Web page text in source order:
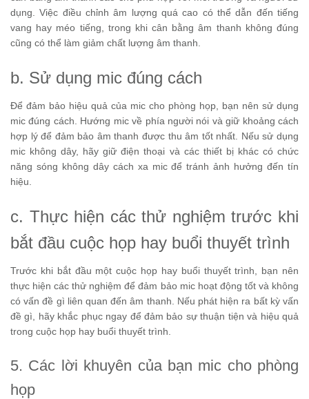
dụng. Việc điều chỉnh âm lượng quá cao có thể dẫn đến tiếng
vang hay méo tiếng, trong khi cân bằng âm thanh không đúng
cũng có thể làm giảm chất lượng âm thanh.
b. Sử dụng mic đúng cách
Để đảm bảo hiệu quả của mic cho phòng họp, bạn nên sử dụng
mic đúng cách. Hướng mic về phía người nói và giữ khoảng cách
hợp lý để đảm bảo âm thanh được thu âm tốt nhất. Nếu sử dụng
mic không dây, hãy giữ điện thoại và các thiết bị khác có chức
năng sóng không dây cách xa mic để tránh ảnh hưởng đến tín
hiệu.
c. Thực hiện các thử nghiệm trước khi
bắt đầu cuộc họp hay buổi thuyết trình
Trước khi bắt đầu một cuộc họp hay buổi thuyết trình, bạn nên
thực hiện các thử nghiệm để đảm bảo mic hoạt động tốt và không
có vấn đề gì liên quan đến âm thanh. Nếu phát hiện ra bất kỳ vấn
đề gì, hãy khắc phục ngay để đảm bảo sự thuận tiện và hiệu quả
trong cuộc họp hay buổi thuyết trình.
5. Các lời khuyên của bạn mic cho phòng
họp